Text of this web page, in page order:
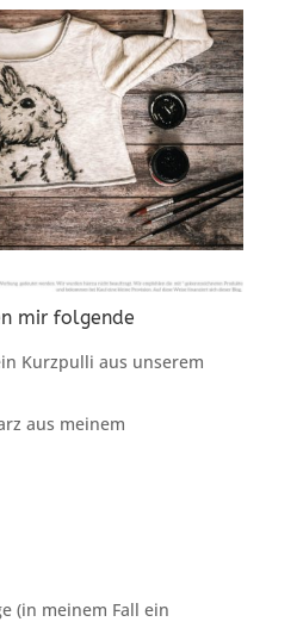
mir folgende
Kurzpulli aus unserem
aus meinem
(in meinem Fall ein